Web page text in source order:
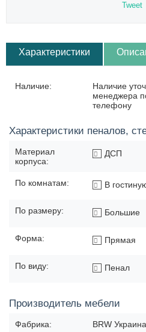
Tweet
Характеристики
Наличие:
Наличие
менеджера
телефону
Характеристики пеналов,
Материал
корпуса:
ДСП
По комнатам: В
По размеру: Большие
Форма: Прямая
По виду: Пенал
Производитель мебели
Фабрика: BRW Украина